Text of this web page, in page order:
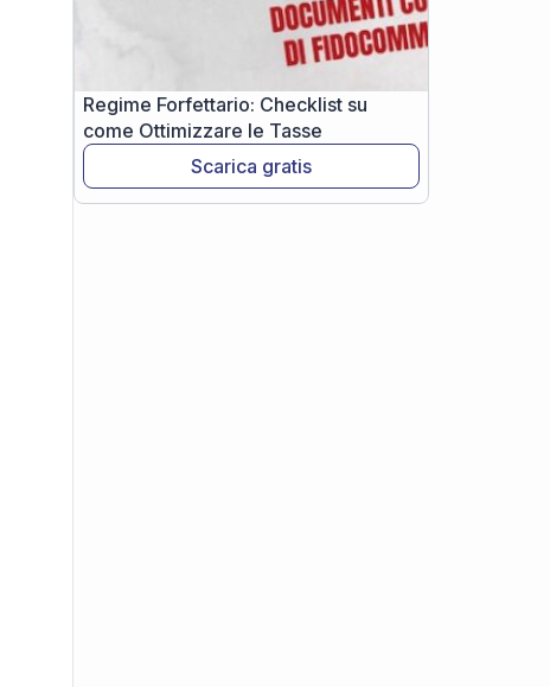
Regime Forfettario: Checklist su
come Ottimizzare le Tasse
Scarica gratis